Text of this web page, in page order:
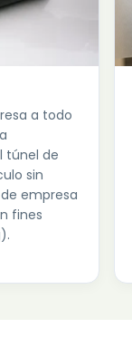
a todo
túnel de
sin
empresa
fines